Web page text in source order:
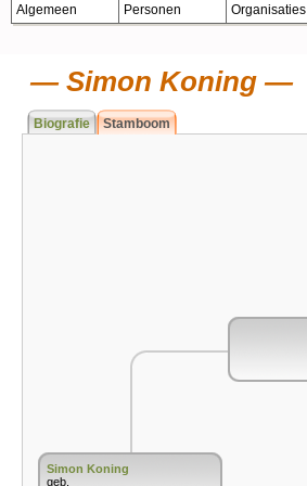
Algemeen Personen Organisaties
Simon Koning
Biografie Stamboom
Simon Koning
geb.